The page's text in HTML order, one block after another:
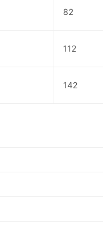
82
112
142